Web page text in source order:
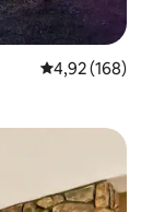
Évaluation
4,92 (168)